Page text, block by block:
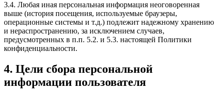
3.4. Любая иная персональная информация неоговоренная
выше (история посещения, используемые браузеры,
операционные системы и т.д.) подлежит надежному хранению
и нераспространению, за исключением случаев,
предусмотренных в п.п. 5.2. и 5.3. настоящей Политики
конфиденциальности.
4. Цели сбора персональной
информации пользователя